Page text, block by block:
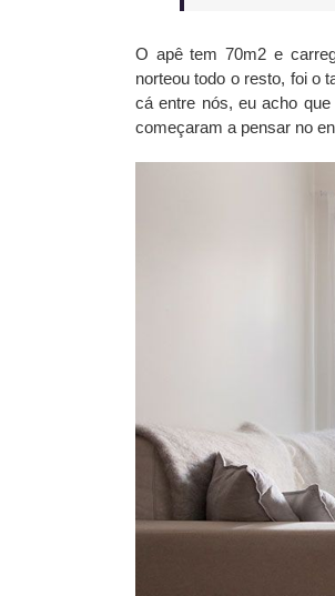
O apê tem 70m2 e
norteou todo o resto, foi o
cá entre nós, eu acho
começaram a pensar no